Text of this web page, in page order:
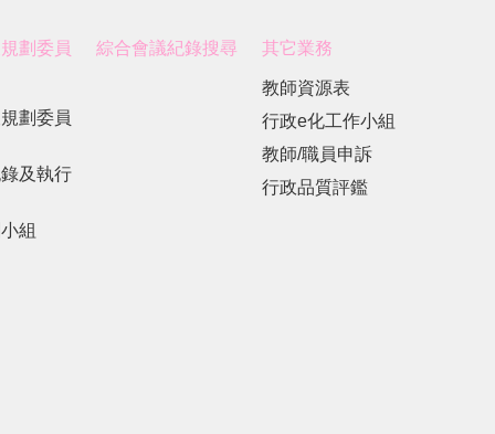
劃委員
劃委員
及執行
組
綜合會議紀錄搜尋 其它業務
教師資源表
行政e化工作小組
教師/職員申訴
行政品質評鑑